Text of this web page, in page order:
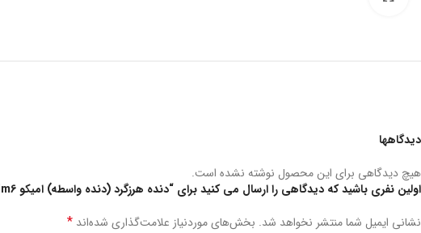
دیدگاهها
هیچ دیدگاهی برای این محصول نوشته نشده است.
اولین نفری باشید که دیدگاهی را ارسال می کنید برای “دنده هرزگرد (دنده واسطه) امیکو m6”
نشانی ایمیل شما منتشر نخواهد شد. بخش‌های موردنیاز علامت‌گذاری شده‌اند *